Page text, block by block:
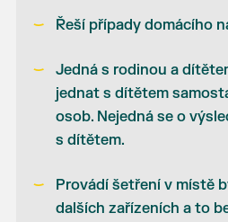
Řeší případy domácího
Jedná s rodinou a
jednat s dítětem
osob. Nejedná se o
s dítětem.
Provádí šetření v místě
dalších zařízeních a to